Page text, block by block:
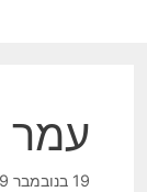
עמר
19 בנובמבר 2019